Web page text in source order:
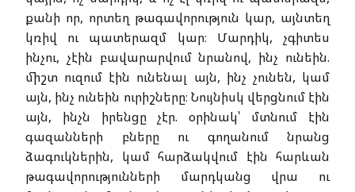
քանի որ, որտեղ թագավորություն կար, այնտեղ
կռիվ ու պատերազմ կար։ Մարդիկ, չգիտես
ինչու, չէին բավարարվում նրանով, ինչ ունեին.
միշտ ուզում էին ունենալ այն, ինչ չունեն, կամ
այն, ինչ ունեին ուրիշները։ Նույնիսկ վերցնում էին
այն, ինչն իրենցը չէր. օրինակ՝ մտնում էին
գազանների բները ու գողանում նրանց
ձագուկներին, կամ հարձակվում էին հարևան
թագավորությունների մարդկանց վրա ու